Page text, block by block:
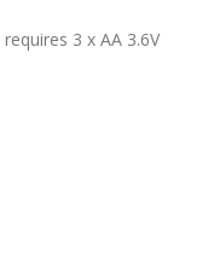
3 x AA 3.6V